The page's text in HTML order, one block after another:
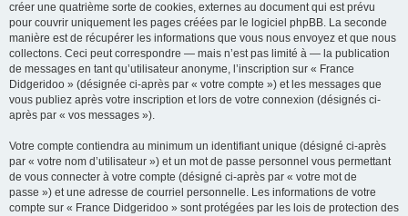
créer une quatrième sorte de cookies, externes au document qui est prévu
pour couvrir uniquement les pages créées par le logiciel phpBB. La seconde
manière est de récupérer les informations que vous nous envoyez et que nous
collectons. Ceci peut correspondre — mais n’est pas limité à — la publication
de messages en tant qu’utilisateur anonyme, l’inscription sur « France
Didgeridoo » (désignée ci-après par « votre compte ») et les messages que
vous publiez après votre inscription et lors de votre connexion (désignés ci-
après par « vos messages »).
Votre compte contiendra au minimum un identifiant unique (désigné ci-après
par « votre nom d’utilisateur ») et un mot de passe personnel vous permettant
de vous connecter à votre compte (désigné ci-après par « votre mot de
passe ») et une adresse de courriel personnelle. Les informations de votre
compte sur « France Didgeridoo » sont protégées par les lois de protection des